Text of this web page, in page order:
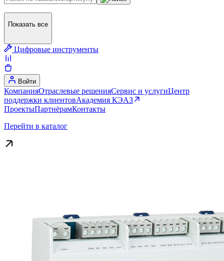
Показать все
Цифровые инструменты
Войти
КомпанияОтраслевые решенияСервис и услугиЦентр
поддержки клиентовАкадемия КЭАЗ
ПроектыПартнёрамКонтакты
Перейти в каталог